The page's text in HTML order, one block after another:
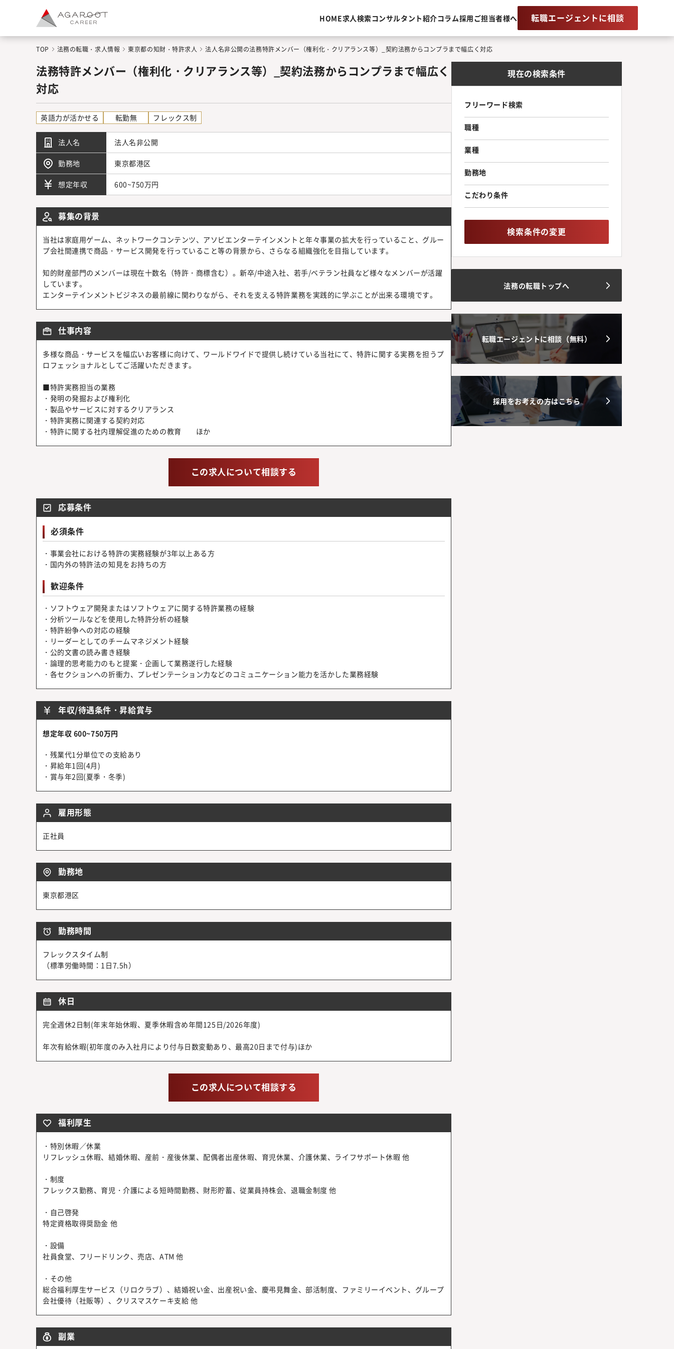
HOME求人検索コンサルタント紹介コラム採用ご担当者様へ 転職エージェントに相談
TOP 法務の転職・求人情報 東京都の知財・特許求人 法人名非公開の法務特許メンバー（権利化・クリアランス等）_契約法務からコンプラまで幅広く対応
法務特許メンバー（権利化・クリアランス等）_契約法務からコンプラまで幅広く
対応
英語力が活かせる 転勤無 フレックス制
法人名 法人名非公開
勤務地 東京都港区
想定年収 600~750万円
募集の背景
当社は家庭用ゲーム、ネットワークコンテンツ、アソビエンターテインメントと年々事業の拡大を行っていること、グルー
プ会社間連携で商品・サービス開発を行っていること等の背景から、さらなる組織強化を目指しています。
知的財産部門のメンバーは現在十数名（特許・商標含む）。新卒/中途入社、若手/ベテラン社員など様々なメンバーが活躍
しています。
エンターテインメントビジネスの最前線に関わりながら、それを支える特許業務を実践的に学ぶことが出来る環境です。
仕事内容
多様な商品・サービスを幅広いお客様に向けて、ワールドワイドで提供し続けている当社にて、特許に関する実務を担うプ
ロフェッショナルとしてご活躍いただきます。
■特許実務担当の業務
・発明の発掘および権利化
・製品やサービスに対するクリアランス
・特許実務に関連する契約対応
・特許に関する社内理解促進のための教育 ほか
この求人について相談する
応募条件
必須条件
・事業会社における特許の実務経験が3年以上ある方
・国内外の特許法の知見をお持ちの方
歓迎条件
・ソフトウェア開発またはソフトウェアに関する特許業務の経験
・分析ツールなどを使用した特許分析の経験
・特許紛争への対応の経験
・リーダーとしてのチームマネジメント経験
・公的文書の読み書き経験
・論理的思考能力のもと提案・企画して業務遂行した経験
・各セクションへの折衝力、プレゼンテーション力などのコミュニケーション能力を活かした業務経験
年収/待遇条件・昇給賞与
想定年収 600~750万円
・残業代1分単位での支給あり
・昇給年1回(4月)
・賞与年2回(夏季・冬季)
雇用形態
正社員
勤務地
東京都港区
勤務時間
フレックスタイム制
（標準労働時間：1日7.5h）
休日
完全週休2日制(年末年始休暇、夏季休暇含め年間125日/2026年度)
年次有給休暇(初年度のみ入社月により付与日数変動あり、最高20日まで付与)ほか
この求人について相談する
福利厚生
・特別休暇／休業
リフレッシュ休暇、結婚休暇、産前・産後休業、配偶者出産休暇、育児休業、介護休業、ライフサポート休暇 他
・制度
フレックス勤務、育児・介護による短時間勤務、財形貯蓄、従業員持株会、退職金制度 他
・自己啓発
特定資格取得奨励金 他
・設備
社員食堂、フリードリンク、売店、ATM 他
・その他
総合福利厚生サービス（リロクラブ）、結婚祝い金、出産祝い金、慶弔見舞金、部活制度、ファミリーイベント、グループ
会社優待（社販等）、クリスマスケーキ支給 他
副業
現在の検索条件
フリーワード検索
職種
業種
勤務地
こだわり条件
検索条件の変更
法務の転職トップへ
転職エージェントに相談（無料）
採用をお考えの方はこちら